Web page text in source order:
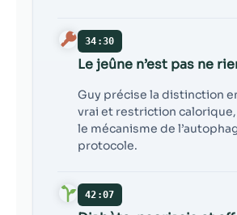
34:30
Le jeûne n’est pas ne
Guy précise la distinction
vrai et restriction
le mécanisme de
protocole.
42:07